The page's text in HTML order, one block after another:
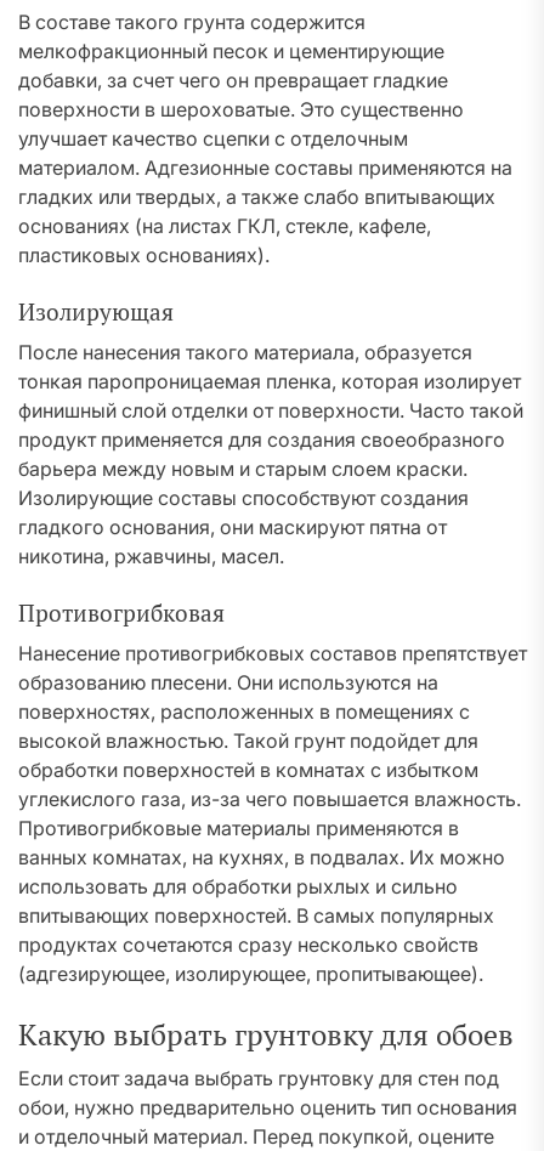
В составе такого грунта содержится
мелкофракционный песок и цементирующие
добавки, за счет чего он превращает гладкие
поверхности в шероховатые. Это существенно
улучшает качество сцепки с отделочным
материалом. Адгезионные составы применяются на
гладких или твердых, а также слабо впитывающих
основаниях (на листах ГКЛ, стекле, кафеле,
пластиковых основаниях).
Изолирующая
После нанесения такого материала, образуется
тонкая паропроницаемая пленка, которая изолирует
финишный слой отделки от поверхности. Часто такой
продукт применяется для создания своеобразного
барьера между новым и старым слоем краски.
Изолирующие составы способствуют создания
гладкого основания, они маскируют пятна от
никотина, ржавчины, масел.
Противогрибковая
Нанесение противогрибковых составов препятствует
образованию плесени. Они используются на
поверхностях, расположенных в помещениях с
высокой влажностью. Такой грунт подойдет для
обработки поверхностей в комнатах с избытком
углекислого газа, из-за чего повышается влажность.
Противогрибковые материалы применяются в
ванных комнатах, на кухнях, в подвалах. Их можно
использовать для обработки рыхлых и сильно
впитывающих поверхностей. В самых популярных
продуктах сочетаются сразу несколько свойств
(адгезирующее, изолирующее, пропитывающее).
Какую выбрать грунтовку для обоев
Если стоит задача выбрать грунтовку для стен под
обои, нужно предварительно оценить тип основания
и отделочный материал. Перед покупкой, оцените